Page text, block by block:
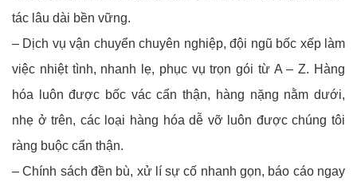
tác lâu dài bền vững.
– Dịch vụ vận chuyển chuyên nghiệp, đội ngũ bốc xếp làm
việc nhiệt tình, nhanh lẹ, phục vụ trọn gói từ A – Z. Hàng
hóa luôn được bốc vác cẩn thận, hàng nặng nằm dưới,
nhẹ ở trên, các loại hàng hóa dễ vỡ luôn được chúng tôi
ràng buộc cẩn thận.
– Chính sách đền bù, xử lí sự cố nhanh gọn, báo cáo ngay